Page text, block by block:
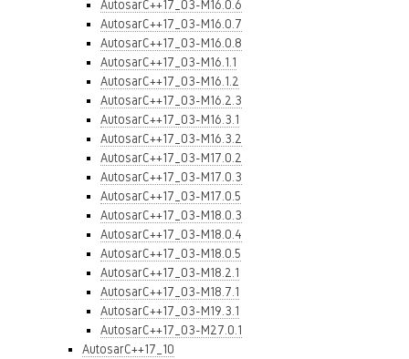
AutosarC++17_03-M16.0.6
AutosarC++17_03-M16.0.7
AutosarC++17_03-M16.0.8
AutosarC++17_03-M16.1.1
AutosarC++17_03-M16.1.2
AutosarC++17_03-M16.2.3
AutosarC++17_03-M16.3.1
AutosarC++17_03-M16.3.2
AutosarC++17_03-M17.0.2
AutosarC++17_03-M17.0.3
AutosarC++17_03-M17.0.5
AutosarC++17_03-M18.0.3
AutosarC++17_03-M18.0.4
AutosarC++17_03-M18.0.5
AutosarC++17_03-M18.2.1
AutosarC++17_03-M18.7.1
AutosarC++17_03-M19.3.1
AutosarC++17_03-M27.0.1
AutosarC++17_10